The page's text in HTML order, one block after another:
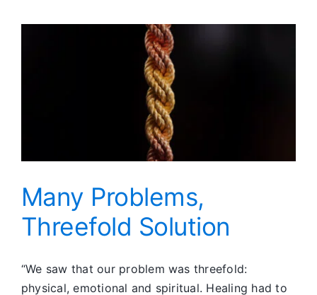
Instrument
Higher
Power
Many Problems,
Threefold Solution
“We saw that our problem was threefold:
physical, emotional and spiritual. Healing had to